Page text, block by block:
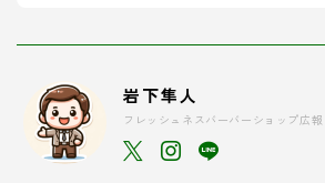
岩下隼人
フレッシュネスバーバーショップ広報